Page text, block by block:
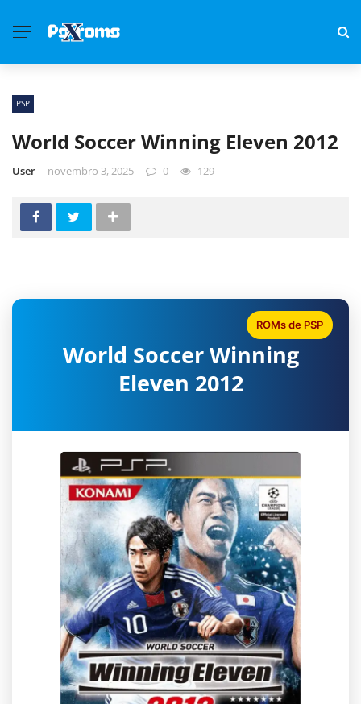
PSP
World Soccer Winning Eleven 2012
User novembro 3, 2025 0 129
World Soccer Winning
Eleven 2012
ROMs de PSP